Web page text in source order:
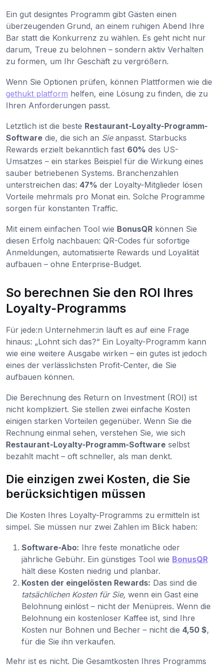
Ein gut designtes Programm gibt Gästen einen
überzeugenden Grund, an einem ruhigen Abend Ihre
Bar statt die Konkurrenz zu wählen. Es geht nicht nur
darum, Treue zu belohnen – sondern aktiv Verhalten
zu formen, um Ihr Geschäft zu vergrößern.
Wenn Sie Optionen prüfen, können Plattformen wie die
gethukt platform helfen, eine Lösung zu finden, die zu
Ihren Anforderungen passt.
Letztlich ist die beste Restaurant-Loyalty-Programm-
Software die, die sich an Sieanpasst. Starbucks
Rewards erzielt bekanntlich fast 60% des US-
Umsatzes – ein starkes Beispiel für die Wirkung eines
sauber betriebenen Systems. Branchenzahlen
unterstreichen das: 47% der Loyalty-Mitglieder lösen
Vorteile mehrmals pro Monat ein. Solche Programme
sorgen für konstanten Traffic.
Mit einem einfachen Tool wie BonusQR können Sie
diesen Erfolg nachbauen: QR-Codes für sofortige
Anmeldungen, automatisierte Rewards und Loyalität
aufbauen – ohne Enterprise-Budget.
So berechnen Sie den ROI Ihres
Loyalty-Programms
Für jede:n Unternehmer:in läuft es auf eine Frage
hinaus: „Lohnt sich das?“ Ein Loyalty-Programm kann
wie eine weitere Ausgabe wirken – ein gutes ist jedoch
eines der verlässlichsten Profit-Center, die Sie
aufbauen können.
Die Berechnung des Return on Investment (ROI) ist
nicht kompliziert. Sie stellen zwei einfache Kosten
einigen starken Vorteilen gegenüber. Wenn Sie die
Rechnung einmal sehen, verstehen Sie, wie sich
Restaurant-Loyalty-Programm-Software selbst
bezahlt macht – oft schneller, als man denkt.
Die einzigen zwei Kosten, die Sie
berücksichtigen müssen
Die Kosten Ihres Loyalty-Programms zu ermitteln ist
simpel. Sie müssen nur zwei Zahlen im Blick haben:
Software-Abo: Ihre feste monatliche oder
jährliche Gebühr. Ein günstiges Tool wie BonusQR
hält diese Kosten niedrig und planbar.
Kosten der eingelösten Rewards: Das sind die
tatsächlichen Kosten für Sie, wenn ein Gast eine
Belohnung einlöst – nicht der Menüpreis. Wenn die
Belohnung ein kostenloser Kaffee ist, sind Ihre
Kosten nur Bohnen und Becher – nicht die 4,50 $,
für die Sie ihn verkaufen.
Mehr ist es nicht. Die Gesamtkosten Ihres Programms